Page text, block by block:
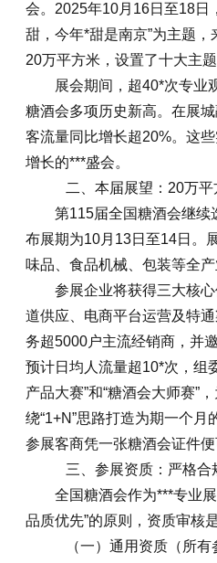
会。2025年10月16日至18日
甜，今年*甜是南京”为主题
20万平方米，设置了十大主
展会期间，超40*次专业
糖酒会多项历史新高。在展
客流量同比增长超20%。这
增长的***盛会。
二、本届展望：20万
第115届全国糖酒会继续
布展期为10月13日至14日。
味品、食品机械、包装等全
参展企业将获得三大核
道供应、电商平台运营及特
务超5000户主流经销商，并
预计日均人流量超10*次，组
产品大赛”和“糖酒会大师赛”
绕“1+N”思路打造为期一个月
参展客商凭一张糖酒会证件
三、参展资质：严格
全国糖酒会作为***专业
品质优先”的原则，资质审核
（一）通用资质（所有